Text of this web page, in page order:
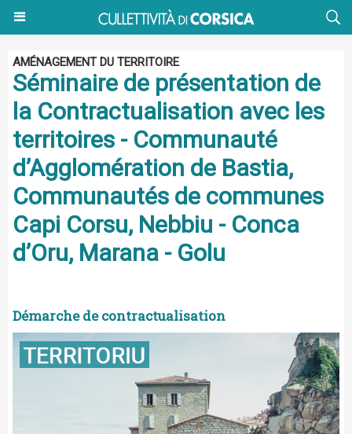
AMÉNAGEMENT DU TERRITOIRE
Séminaire de présentation de
la Contractualisation avec les
territoires - Communauté
d’Agglomération de Bastia,
Communautés de communes
Capi Corsu, Nebbiu - Conca
d’Oru, Marana - Golu
Démarche de contractualisation